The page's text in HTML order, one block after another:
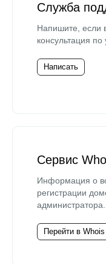
Служба
Напишите, если
консультация по
Написать
Сервис
Информация о
регистрации
администратора.
Перейти в Whois